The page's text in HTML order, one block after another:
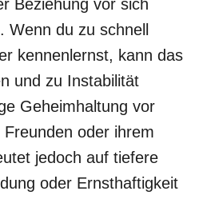
Beziehung vor sich
du zu schnell
kennenlernst, kann das
und zu Instabilität
Geheimhaltung vor
oder ihrem
jedoch auf tiefere
oder Ernsthaftigkeit